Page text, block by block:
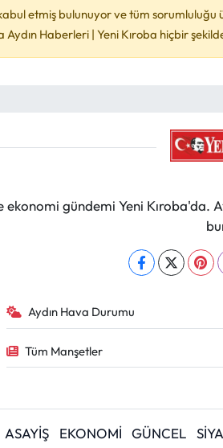
etmiş bulunuyor ve tüm sorumluluğu
Haberleri | Yeni Kıroba hiçbir
ekonomi gündemi Yeni
Aydın Hava Durumu
Tüm Manşetler
ASAYİŞ EKONOMİ GÜNCEL